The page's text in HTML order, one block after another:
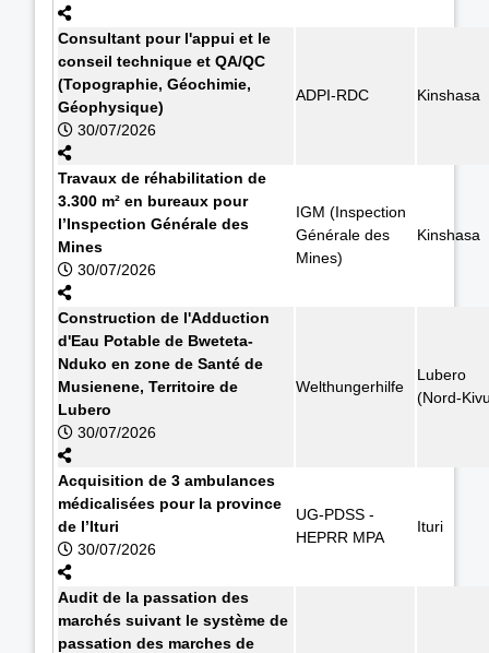
Consultant pour l'appui et le
conseil technique et QA/QC
(Topographie, Géochimie,
Géophysique)
30/07/2026
ADPI-RDC Kinshasa
Travaux de réhabilitation de
3.300 m² en bureaux pour
l’Inspection Générale des
Mines
30/07/2026
IGM (Inspection
Générale des
Mines)
Kinshasa
Construction de l'Adduction
d'Eau Potable de Bweteta-
Nduko en zone de Santé de
Musienene, Territoire de
Lubero
30/07/2026
Welthungerhilfe
Lubero
(Nord-
Acquisition de 3 ambulances
médicalisées pour la province
de l’Ituri
30/07/2026
UG-PDSS -
HEPRR MPA
Ituri
Audit de la passation des
marchés suivant le système de
passation des marches de